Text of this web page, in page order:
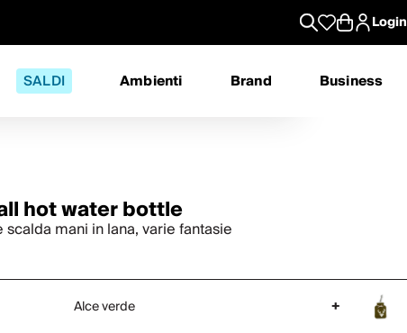
Login
SALDI Ambienti Brand Business
hot water bottle
scalda mani in lana, varie fantasie
Alce verde +